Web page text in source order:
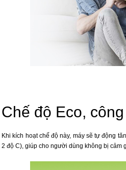
Chế độ Eco,
Khi kích hoạt chế độ này, máy sẽ tự động
2 độ C), giúp cho người dùng không bị cảm